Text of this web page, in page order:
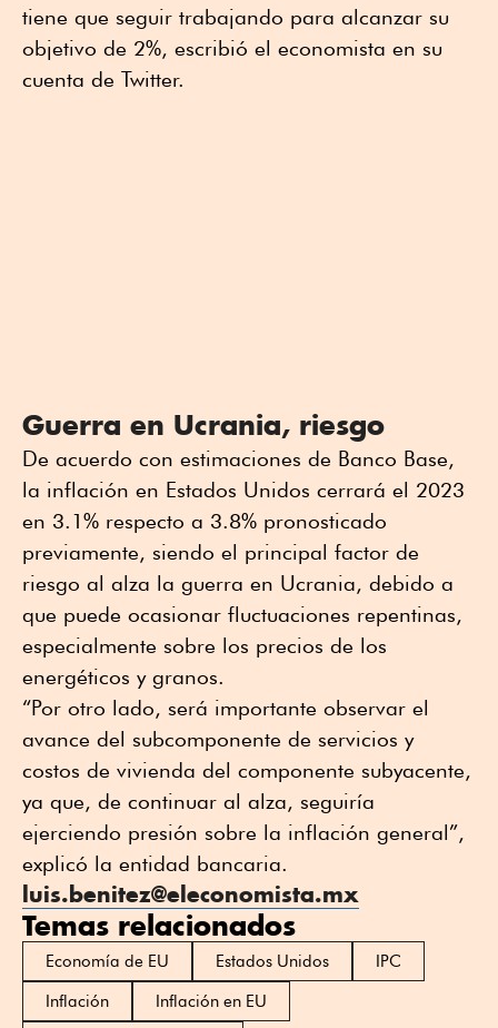
tiene que seguir trabajando para alcanzar su
objetivo de 2%, escribió el economista en su
cuenta de Twitter.
Guerra en Ucrania, riesgo
De acuerdo con estimaciones de Banco Base,
la inflación en Estados Unidos cerrará el 2023
en 3.1% respecto a 3.8% pronosticado
previamente, siendo el principal factor de
riesgo al alza la guerra en Ucrania, debido a
que puede ocasionar fluctuaciones repentinas,
especialmente sobre los precios de los
energéticos y granos.
“Por otro lado, será importante observar el
avance del subcomponente de servicios y
costos de vivienda del componente subyacente,
ya que, de continuar al alza, seguiría
ejerciendo presión sobre la inflación general”,
explicó la entidad bancaria.
luis.benitez@eleconomista.mx
Temas relacionados
Economía de EU Estados Unidos
IPC
Inflación
Inflación en EU